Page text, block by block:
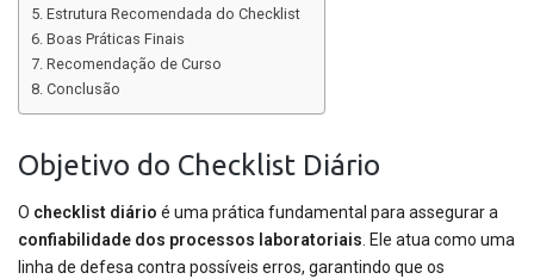
Estrutura Recomendada do Checklist
Boas Práticas Finais
Recomendação de Curso
Conclusão
Objetivo do Checklist Diário
O checklist diário é uma prática fundamental para assegurar a
confiabilidade dos processos laboratoriais. Ele atua como uma
linha de defesa contra possíveis erros, garantindo que os